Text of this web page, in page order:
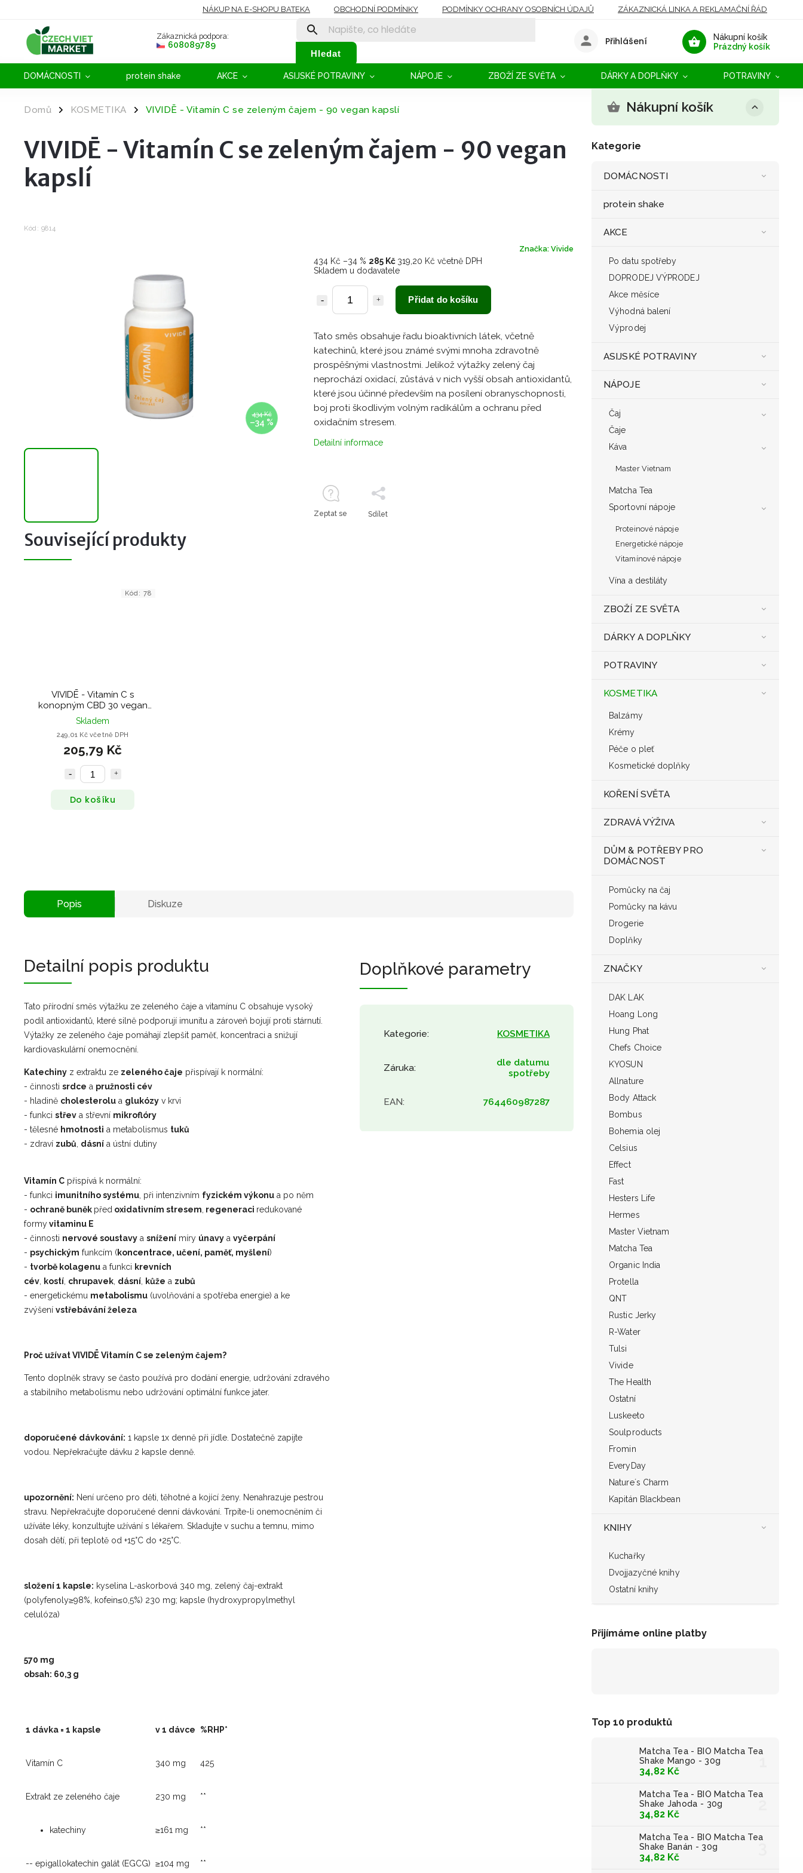
NÁKUP NA E-SHOPU BATEKA OBCHODNÍ PODMÍNKY PODMÍNKY OCHRANY OSOBNÍCH ÚDAJŮ ZÁKAZNICKÁ LINKA A REKLAMAČNÍ ŘÁD
Zákaznická podpora:
608089789
Hledat
Nákupní košík
Prázdný košík
Přihlášení
DOMÁCNOSTI protein shake AKCE ASIJSKÉ POTRAVINY NÁPOJE ZBOŽÍ ZE SVĚTA DÁRKY A DOPLŇKY POTRAVINY
Domů / KOSMETIKA / VIVIDĒ - Vitamín C se zeleným čajem - 90 vegan kapslí Nákupní košík
Kategorie
DOMÁCNOSTI
protein shake
AKCE
Po datu spotřeby
DOPRODEJ VÝPRODEJ
Akce měsíce
Výhodná balení
Výprodej
ASIJSKÉ POTRAVINY
NÁPOJE
Čaj
Čaje
Káva
Master Vietnam
Matcha Tea
Sportovní nápoje
Proteinové nápoje
Energetické nápoje
Vitamínové nápoje
Vína a destiláty
ZBOŽÍ ZE SVĚTA
DÁRKY A DOPLŇKY
POTRAVINY
KOSMETIKA
Balzámy
Krémy
Péče o pleť
Kosmetické doplňky
KOŘENÍ SVĚTA
ZDRAVÁ VÝŽIVA
DŮM & POTŘEBY PRO
DOMÁCNOST
Pomůcky na čaj
Pomůcky na kávu
Drogerie
Doplňky
ZNAČKY
DAK LAK
Hoang Long
Hung Phat
Chefs Choice
KYOSUN
Allnature
Body Attack
Bombus
Bohemia olej
Celsius
Effect
Fast
Hesters Life
Hermes
Master Vietnam
Matcha Tea
Organic India
Protella
QNT
Rustic Jerky
R-Water
Tulsi
Vivide
The Health
Ostatní
Luskeeto
Soulproducts
Fromin
EveryDay
Nature´s Charm
Kapitán Blackbean
KNIHY
Kuchařky
Dvojjazyčné knihy
Ostatní knihy
Přijímáme online platby
Top 10 produktů
Matcha Tea - BIO Matcha Tea
Shake Mango - 30g
34,82 Kč
Matcha Tea - BIO Matcha Tea
Shake Jahoda - 30g
34,82 Kč
Matcha Tea - BIO Matcha Tea
Shake Banán - 30g
34,82 Kč
VIVIDĒ - Vitamín C se zeleným čajem - 90 vegan
kapslí
Kód: 9814
Značka: Vivide
434 Kč
–34 %
434 Kč –34 % 285 Kč 319,20 Kč včetně DPH
Skladem u dodavatele
Přidat do košíku
Tato směs obsahuje řadu bioaktivních látek, včetně
katechinů, které jsou známé svými mnoha zdravotně
prospěšnými vlastnostmi. Jelikož výtažky zelený čaj
neprochází oxidací, zůstává v nich vyšší obsah antioxidantů,
které jsou účinné především na posílení obranyschopnosti,
boj proti škodlivým volným radikálům a ochranu před
oxidačním stresem.
Detailní informace
Zeptat se Sdílet
Související produkty
VIVIDĒ - Vitamín C s
konopným CBD 30 vegan
kapslí
Skladem
249,01 Kč včetně DPH
205,79 Kč
Do košíku
Kód: 78
Popis Diskuze
Detailní popis produktu
Tato přírodní směs výtažku ze zeleného čaje a vitamínu C obsahuje vysoký
podíl antioxidantů, které silně podporují imunitu a zároveň bojují proti stárnutí.
Výtažky ze zeleného čaje pomáhají zlepšit paměť, koncentraci a snižují
kardiovaskulární onemocnění.
Katechiny z extraktu ze zeleného čaje přispívají k normální:
- činnosti srdce a pružnosti cév
- hladině cholesterolu a glukózy v krvi
- funkci střev a střevní mikroflóry
- tělesné hmotnosti a metabolismus tuků
- zdraví zubů, dásní a ústní dutiny
Vitamín C přispívá k normální:
- funkci imunitního systému, při intenzivním fyzickém výkonu a po něm
- ochraně buněk před oxidativním stresem, regeneraci redukované
formyvitaminu E
- činnosti nervové soustavy a snížení míry únavy a vyčerpání
- psychickým funkcím (koncentrace, učení, paměť, myšlení)
- tvorbě kolagenu a funkci krevních
cév, kostí, chrupavek, dásní, kůže a zubů
- energetickému metabolismu (uvolňování a spotřeba energie) a ke
zvýšení vstřebávání železa
Proč užívat VIVIDĒ Vitamín C se zeleným čajem?
Tento doplněk stravy se často používá pro dodání energie, udržování zdravého
a stabilního metabolismu nebo udržování optimální funkce jater.
doporučené dávkování: 1 kapsle 1x denně při jídle. Dostatečně zapijte
vodou. Nepřekračujte dávku 2 kapsle denně.
upozornění: Není určeno pro děti, těhotné a kojící ženy. Nenahrazuje pestrou
stravu. Nepřekračujte doporučené denní dávkování. Trpíte-li onemocněním či
užíváte léky, konzultujte užívání s lékařem. Skladujte v suchu a temnu, mimo
dosah dětí, při teplotě od +15°C do +25°C.
složení 1 kapsle: kyselina L-askorbová 340 mg, zelený čaj-extrakt
(polyfenoly≥98%, kofein≤0,5%) 230 mg; kapsle (hydroxypropylmethyl
celulóza)
570 mg
obsah: 60,3 g
1 dávka = 1 kapsle v 1 dávce %RHP*
Vitamín C 340 mg 425
Extrakt ze zeleného čaje 230 mg **
katechiny ≥161 mg **
-- epigallokatechin galát (EGCG) ≥104 mg **
Doplňkové parametry
Kategorie: KOSMETIKA
Záruka:
dle datumu
spotřeby
EAN: 764460987287